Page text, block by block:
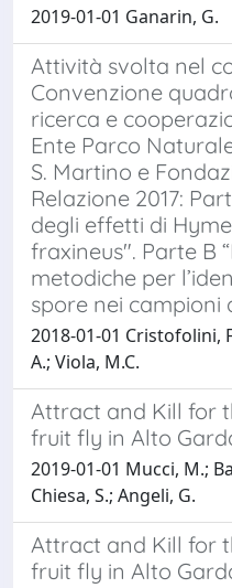
2019-01-01 Ganarin, G.
Attività svolta nel
Convenzione
ricerca e
Ente Parco
S. Martino e
Relazione 2017:
degli effetti di
fraxineus". Parte B
metodiche per
spore nei campioni
2018-01-01 Cristofolini,
A.; Viola, M.C.
Attract and Kill for
fruit fly in Alto
2019-01-01 Mucci, M.;
Chiesa, S.; Angeli, G.
Attract and Kill for
fruit fly in Alto